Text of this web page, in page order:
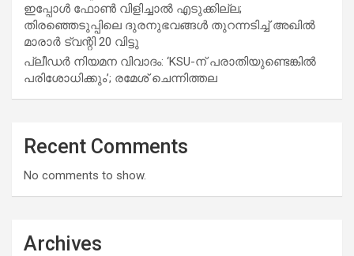
ഇപ്പോള്‍ ഫോണ്‍ വിളിച്ചാല്‍ എടുക്കില്ല;
തിരഞ്ഞെടുപ്പിലെ ദുരനുഭവങ്ങള്‍ തുറന്നടിച്ച് അഖില്‍
മാരാര്‍ ട്വന്റി 20 വിട്ടു
പ്ലീഡർ നിയമന വിവാദം: ‘KSU-ന് പരാതിയുണ്ടെങ്കിൽ
പരിശോധിക്കും’; രമേശ് ചെന്നിത്തല
Recent Comments
No comments to show.
Archives